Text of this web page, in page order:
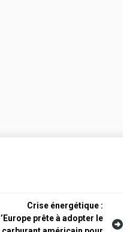
Crise énergétique :
l’Europe prête à adopter le